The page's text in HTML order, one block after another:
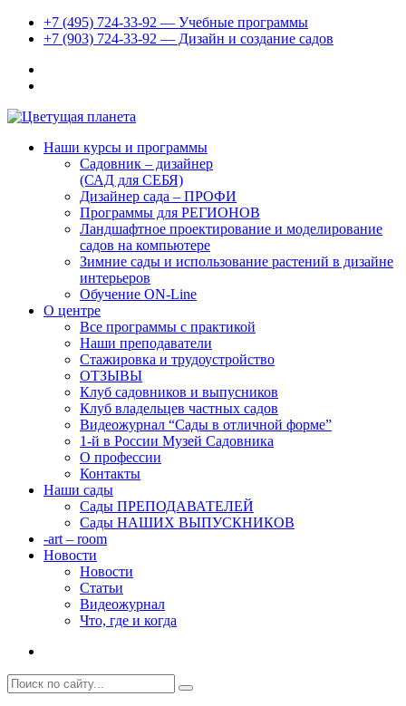
+7 (495) 724-33-92 — Учебные программы
+7 (903) 724-33-92 — Дизайн и создание садов
Наши курсы и программы
Садовник – дизайнер
(САД для СЕБЯ)
Дизайнер сада – ПРОФИ
Программы для РЕГИОНОВ
Ландшафтное проектирование и моделирование
садов на компьютере
Зимние сады и использование растений в дизайне
интерьеров
Обучение ON-Line
О центре
Все программы с практикой
Наши преподаватели
Стажировка и трудоустройство
ОТЗЫВЫ
Клуб садовников и выпусников
Клуб владельцев частных садов
Видеожурнал “Сады в отличной форме”
1-й в России Музей Садовника
О профессии
Контакты
Наши сады
Сады ПРЕПОДАВАТЕЛЕЙ
Сады НАШИХ ВЫПУСКНИКОВ
-art – room
Новости
Новости
Статьи
Видеожурнал
Что, где и когда